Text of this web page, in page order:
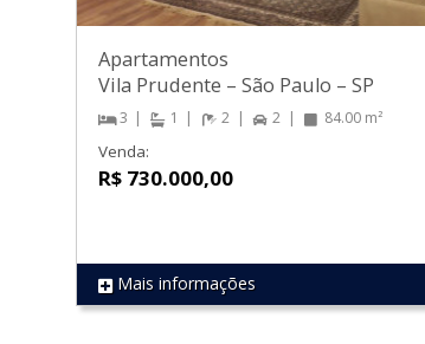
REF 1739
Apartamentos
Vila Prudente – São Paulo – SP
3 1 2 2 84.00 m²
Venda:
R$ 730.000,00
Mais informações